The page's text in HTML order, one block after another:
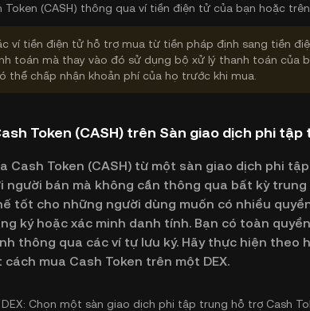
Token (CASH) thông qua ví tiền điện tử của bạn hoặc
ví tiền điện tử hỗ trợ mua từ tiền pháp định sang tiền
toán mà thay vào đó sử dụng bộ xử lý thanh toán của
thể chấp nhận khoản phí của họ trước khi mua.
Token (CASH) trên Sàn giao dịch phi tập
Cash Token (CASH) từ một sàn giao dịch phi
người bán mà không cần thông qua bất kỳ trung
tốt cho những người dùng muốn có nhiều
ký hoặc xác minh danh tính. Bạn có toàn
thông qua các ví tự lưu ký. Hãy thực hiện theo
cách mua Cash Token trên một DEX.
Chọn một sàn giao dịch phi tập trung hỗ trợ Cash